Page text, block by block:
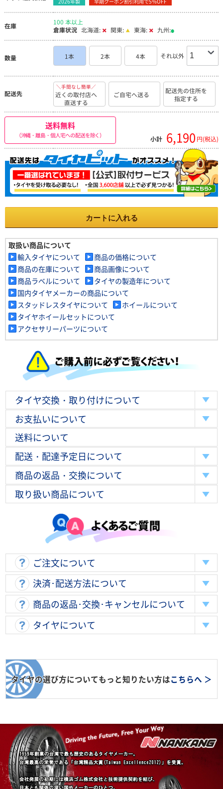
在庫
100 本以上
倉庫状況 北海道: 関東: 東海: 九州:
数量 1本 2本 4本 それ以外
配送先
＼手間なし簡単／
近くの取付店へ
直送する
ご自宅へ送る
配送先の住所を
指定する
送料無料
（沖縄・離島・個人宅への配送を除く） 小計 6,190 円(税込)
カートに入れる
取扱い商品について
輸入タイヤについて
商品の価格について
商品の在庫について
商品画像について
商品ラベルについて
タイヤの製造年について
国内タイヤメーカーの商品について
スタッドレスタイヤについて
ホイールについて
タイヤホイールセットについて
アクセサリーパーツについて
タイヤ交換・取り付けについて
お支払いについて
送料について
配送・配達予定日について
商品の返品・交換について
取り扱い商品について
ご注文について
決済･配送方法について
商品の返品･交換･キャンセルについて
タイヤについて
タイヤの選び方についてもっと知りたい方はこちらへ ＞